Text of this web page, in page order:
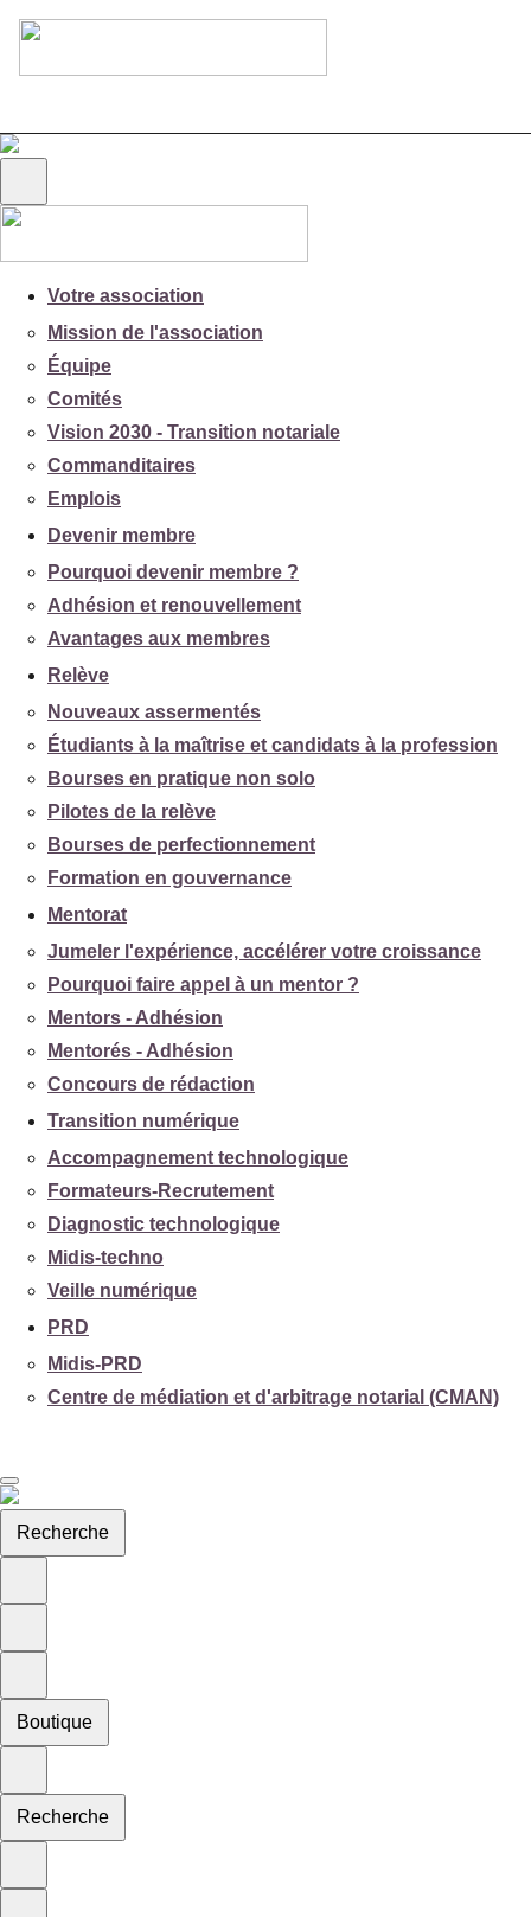
Votre association
Mission de l'association
Équipe
Comités
Vision 2030 - Transition notariale
Commanditaires
Emplois
Devenir membre
Pourquoi devenir membre ?
Adhésion et renouvellement
Avantages aux membres
Relève
Nouveaux assermentés
Étudiants à la maîtrise et candidats à la profession
Bourses en pratique non solo
Pilotes de la relève
Bourses de perfectionnement
Formation en gouvernance
Mentorat
Jumeler l'expérience, accélérer votre croissance
Pourquoi faire appel à un mentor ?
Mentors - Adhésion
Mentorés - Adhésion
Concours de rédaction
Transition numérique
Accompagnement technologique
Formateurs-Recrutement
Diagnostic technologique
Midis-techno
Veille numérique
PRD
Midis-PRD
Centre de médiation et d'arbitrage notarial (CMAN)
Recherche
Boutique
Recherche